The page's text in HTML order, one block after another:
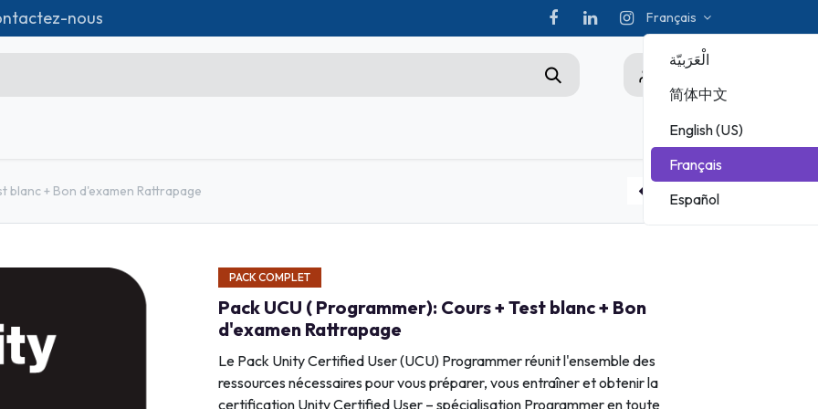
nous Français
الْعَرَبيّة
简体中文
English (US)
Français
Español
Microsoft Excel Débutant
Microsoft Excel Associate
Power Bi
CHAMPIONNAT ADOBE
MICROSOFT
blanc + Bon d'examen Rattrapage
PACK COMPLET
Pack UCU ( Programmer): Cours + Test blanc + Bon
d'examen Rattrapage
Le Pack Unity Certified User (UCU) Programmer réunit l'ensemble des
ressources nécessaires pour vous préparer, vous entraîner et obtenir la
certification Unity Certified User – spécialisation Programmer en toute